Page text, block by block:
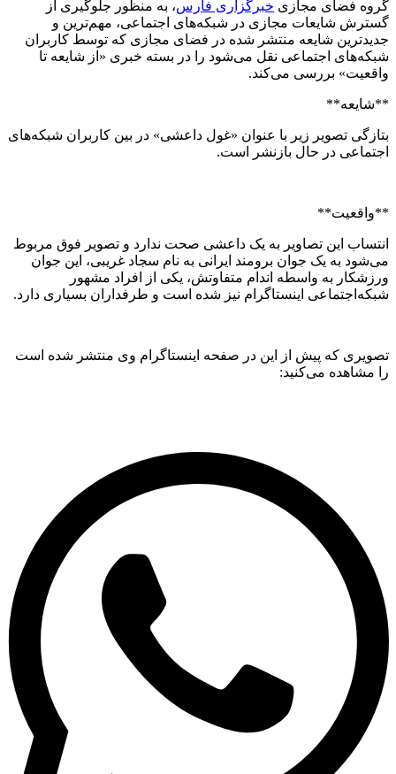
فضای مجازیخبرگزاری فارس، به منظور جلوگیری از
شایعات مجازی در شبکه‌های اجتماعی، مهم‌ترین و
شایعه منتشر شده در فضای مجازی که توسط کاربران
اجتماعی نقل می‌شود را در بسته خبری «از شایعه تا
بررسی می‌کند.
تصویر زیر با عنوان «غول داعشی» در بین کاربران شبکه‌های
در حال بازنشر است.
این تصاویر به یک داعشی صحت ندارد و تصویر فوق مربوط
به یک جوان برومند ایرانی به نام سجاد غریبی، این جوان
به واسطه اندام متفاوتش، یکی از افراد مشهور
اینستاگرام نیز شده است و طرفداران بسیاری دارد.
که پیش از این در صفحه اینستاگرام وی منتشر شده است
می‌کنید: